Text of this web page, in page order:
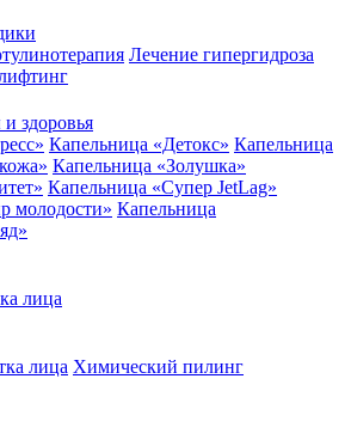
Лечение гипергидроза
здоровья
Капельница «Детокс» Капельница
Капельница «Золушка»
Капельница «Супер JetLag»
молодости» Капельница
лица
лица Химический пилинг